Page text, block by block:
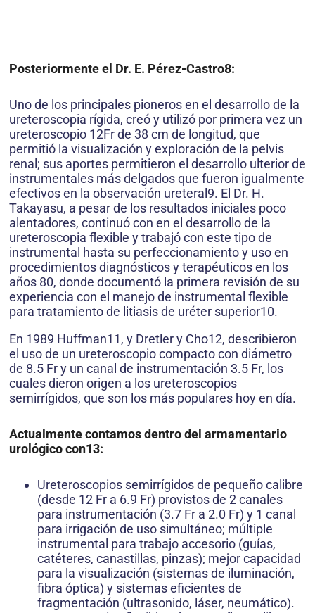
Posteriormente el Dr. E. Pérez-Castro8:
Uno de los principales pioneros en el desarrollo de la
ureteroscopia rígida, creó y utilizó por primera vez un
ureteroscopio 12Fr de 38 cm de longitud, que
permitió la visualización y exploración de la pelvis
renal; sus aportes permitieron el desarrollo ulterior de
instrumentales más delgados que fueron igualmente
efectivos en la observación ureteral9. El Dr. H.
Takayasu, a pesar de los resultados iniciales poco
alentadores, continuó con en el desarrollo de la
ureteroscopia flexible y trabajó con este tipo de
instrumental hasta su perfeccionamiento y uso en
procedimientos diagnósticos y terapéuticos en los
años 80, donde documentó la primera revisión de su
experiencia con el manejo de instrumental flexible
para tratamiento de litiasis de uréter superior10.
En 1989 Huffman11, y Dretler y Cho12, describieron
el uso de un ureteroscopio compacto con diámetro
de 8.5 Fr y un canal de instrumentación 3.5 Fr, los
cuales dieron origen a los ureteroscopios
semirrígidos, que son los más populares hoy en día.
Actualmente contamos dentro del armamentario
urológico con13:
Ureteroscopios semirrígidos de pequeño calibre
(desde 12 Fr a 6.9 Fr) provistos de 2 canales
para instrumentación (3.7 Fr a 2.0 Fr) y 1 canal
para irrigación de uso simultáneo; múltiple
instrumental para trabajo accesorio (guías,
catéteres, canastillas, pinzas); mejor capacidad
para la visualización (sistemas de iluminación,
fibra óptica) y sistemas eficientes de
fragmentación (ultrasonido, láser, neumático).